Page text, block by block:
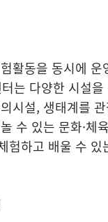
활동을 동시에 운
는 다양한 시설
시설, 생태계를
수 있는 문화·체
험하고 배울 수 있